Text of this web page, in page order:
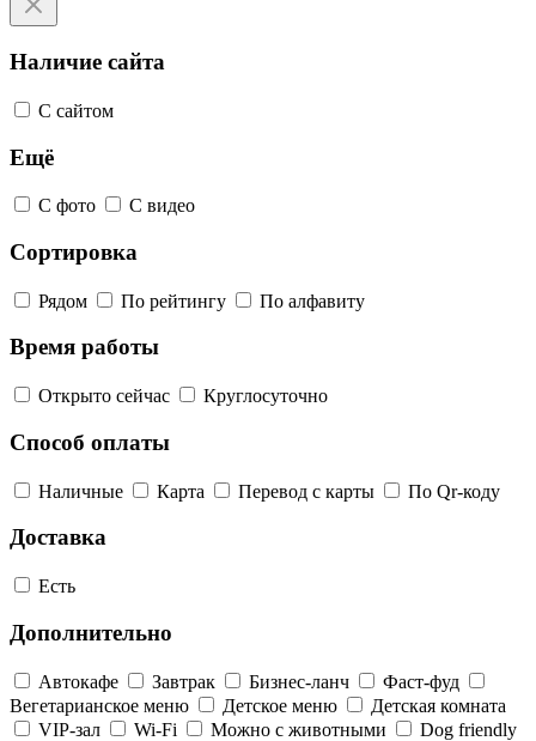
Наличие сайта
С сайтом
Ещё
С фото С видео
Сортировка
Рядом По рейтингу По алфавиту
Время работы
Открыто сейчас Круглосуточно
Способ оплаты
Наличные Карта Перевод с карты По Qr-коду
Доставка
Есть
Дополнительно
Автокафе Завтрак Бизнес-ланч
Фаст-фуд
Вегетарианское меню
Детское меню
Детская комната
VIP-зал
Wi-Fi Можно с животными
Dog friendly